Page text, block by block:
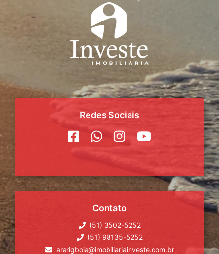
Redes Sociais
Contato
(51) 3502-5252
(51) 98135-5252
ararigboia@imobiliariainveste.com.br